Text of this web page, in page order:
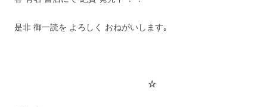
是非 御一読を よろしく おねがいします｡
☆